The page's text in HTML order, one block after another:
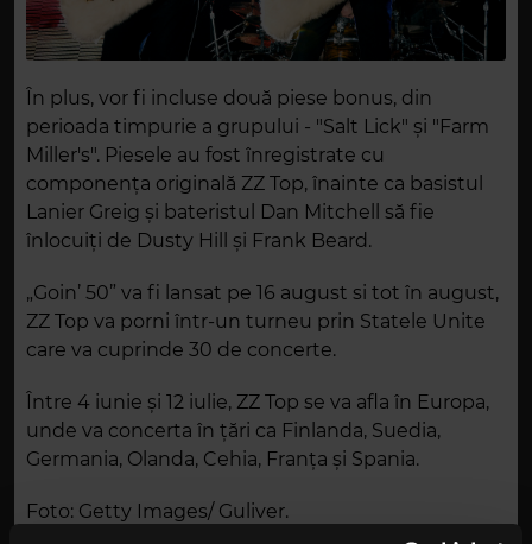
În plus, vor fi incluse două piese bonus, din
perioada timpurie a grupului - "Salt Lick" și "Farm
Miller's". Piesele au fost înregistrate cu
componența originală ZZ Top, înainte ca basistul
Lanier Greig și bateristul Dan Mitchell să fie
înlocuiți de Dusty Hill și Frank Beard.
„Goin’ 50” va fi lansat pe 16 august si tot în august,
ZZ Top va porni într-un turneu prin Statele Unite
care va cuprinde 30 de concerte.
Între 4 iunie şi 12 iulie, ZZ Top se va afla în Europa,
unde va concerta în ţări ca Finlanda, Suedia,
Germania, Olanda, Cehia, Franţa şi Spania.
Foto: Getty Images/ Guliver.